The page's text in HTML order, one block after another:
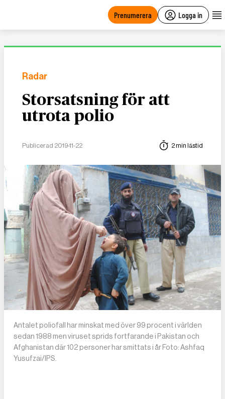
Prenumerera Logga in
Radar
Storsatsning för att
utrota polio
Publicerad 2019-11-22 2 min lästid
Antalet poliofall har minskat med över 99 procent i världen
sedan 1988 men viruset sprids fortfarande i Pakistan och
Afghanistan där 102 personer har smittats i år Foto: Ashfaq
Yusufzai/IPS.